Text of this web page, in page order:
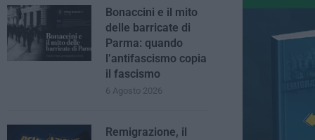
Bonaccini e il mito
delle barricate di
Parma: quando
l’antifascismo copia
il fascismo
6 Agosto 2026
Remigrazione, il